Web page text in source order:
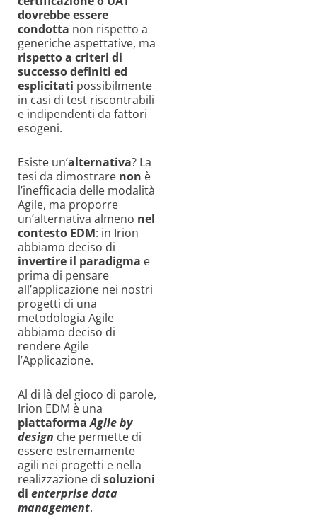
dovrebbe essere
condotta non rispetto a
generiche aspettative, ma
rispetto a criteri di
successo definiti ed
esplicitati possibilmente
in casi di test riscontrabili
e indipendenti da fattori
esogeni.
Esiste un’alternativa? La
tesi da dimostrare non è
l’inefficacia delle modalità
Agile, ma proporre
un’alternativa almeno nel
contesto EDM: in Irion
abbiamo deciso di
invertire il paradigma e
prima di pensare
all’applicazione nei nostri
progetti di una
metodologia Agile
abbiamo deciso di
rendere Agile
l’Applicazione.
Al di là del gioco di parole,
Irion EDM è una
piattaforma Agile by
design che permette di
essere estremamente
agili nei progetti e nella
realizzazione di soluzioni
di enterprise data
management.